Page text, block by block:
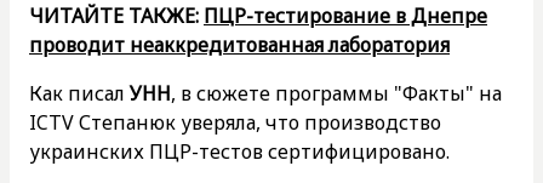
ЧИТАЙТЕ ТАКЖЕ: ПЦР-тестирование в Днепре
проводит неаккредитованная лаборатория
Как писалУНН, в сюжете программы "Факты" на
ICTV Степанюк уверяла, что производство
украинских ПЦР-тестов сертифицировано.